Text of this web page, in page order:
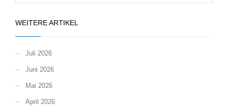
WEITERE ARTIKEL
Juli 2026
Juni 2026
Mai 2026
April 2026